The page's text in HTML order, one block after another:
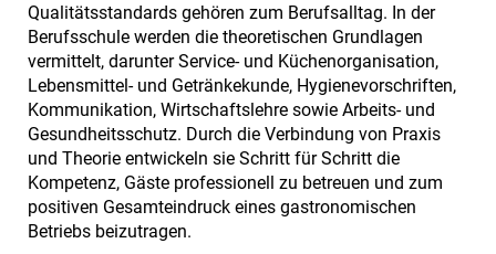
Qualitätsstandards gehören zum Berufsalltag. In der
Berufsschule werden die theoretischen Grundlagen
vermittelt, darunter Service- und Küchenorganisation,
Lebensmittel- und Getränkekunde, Hygienevorschriften,
Kommunikation, Wirtschaftslehre sowie Arbeits- und
Gesundheitsschutz. Durch die Verbindung von Praxis
und Theorie entwickeln sie Schritt für Schritt die
Kompetenz, Gäste professionell zu betreuen und zum
positiven Gesamteindruck eines gastronomischen
Betriebs beizutragen.